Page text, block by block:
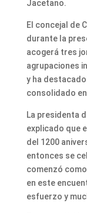
Jacetano.
El concejal de
durante la
acogerá tres
agrupaciones
y ha
consolidado
La presidenta
explicado que
del 1200
entonces se
comenzó
en este
esfuerzo y